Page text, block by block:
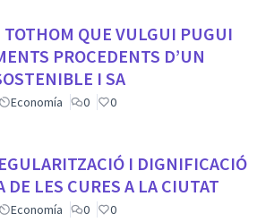
TOTHOM QUE VULGUI PUGUI
PROCEDENTS D’UN
I SA
Economía 0 0
I DIGNIFICACIÓ
DE LES CURES A LA CIUTAT
Economía 0 0